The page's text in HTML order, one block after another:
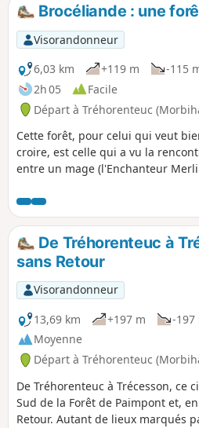
Brocéliande : une
Visorandonneur
6,03 km
+119 m
-115
2h 05
Facile
Départ à Tréhorenteuc
Cette forêt, pour celui qui veut
croire, est celle qui a vu la
entre un mage (l'Enchanteur
randonneur, elle est aussi le lieu de
rencontre des chevaliers d'Arthur
de la Table Ronde. Enfin, le
verra-t-il les fées qui se mirent
l'eau ? avant de rencontrer la Fée
Morgane qui enferme dans une
d'air impénétrable (le Val sans
tous les chevaliers infidèles à leur
serment d'amour. Vaste
De Tréhorenteuc à
sans Retour
Visorandonneur
13,69 km
+197 m -197
Moyenne
Départ à Tréhorenteuc
De Tréhorenteuc à Trécesson, ce
Sud de la Forêt de Paimpont et,
Retour. Autant de lieux marqués